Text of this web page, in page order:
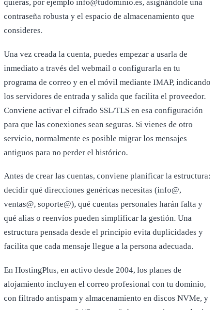
quieras, por ejemplo info@tudominio.es, asignándole una
contraseña robusta y el espacio de almacenamiento que
consideres.
Una vez creada la cuenta, puedes empezar a usarla de
inmediato a través del webmail o configurarla en tu
programa de correo y en el móvil mediante IMAP, indicando
los servidores de entrada y salida que facilita el proveedor.
Conviene activar el cifrado SSL/TLS en esa configuración
para que las conexiones sean seguras. Si vienes de otro
servicio, normalmente es posible migrar los mensajes
antiguos para no perder el histórico.
Antes de crear las cuentas, conviene planificar la estructura:
decidir qué direcciones genéricas necesitas (info@,
ventas@, soporte@), qué cuentas personales harán falta y
qué alias o reenvíos pueden simplificar la gestión. Una
estructura pensada desde el principio evita duplicidades y
facilita que cada mensaje llegue a la persona adecuada.
En HostingPlus, en activo desde 2004, los planes de
alojamiento incluyen el correo profesional con tu dominio,
con filtrado antispam y almacenamiento en discos NVMe, y